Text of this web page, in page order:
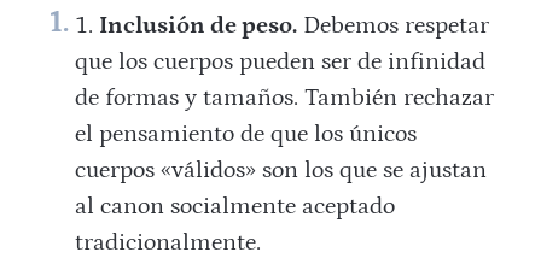
Inclusión de peso.Debemos respetar
que los cuerpos pueden ser de infinidad
de formas y tamaños. También rechazar
el pensamiento de que los únicos
cuerpos «válidos» son los que se ajustan
al canon socialmente aceptado
tradicionalmente.